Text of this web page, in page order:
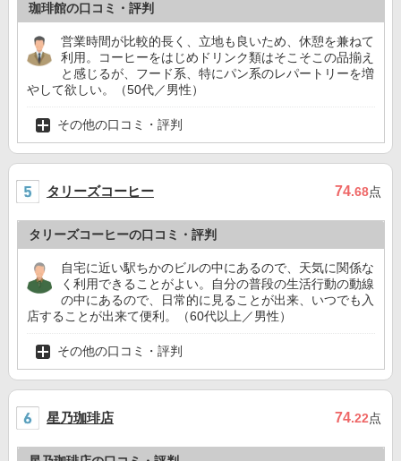
珈琲館の口コミ・評判
営業時間が比較的長く、立地も良いため、休憩を兼ねて
利用。コーヒーをはじめドリンク類はそこそこの品揃え
と感じるが、フード系、特にパン系のレパートリーを増
やして欲しい。（50代／男性）
その他の口コミ・評判
タリーズコーヒー 74.68点
タリーズコーヒーの口コミ・評判
自宅に近い駅ちかのビルの中にあるので、天気に関係な
く利用できることがよい。自分の普段の生活行動の動線
の中にあるので、日常的に見ることが出来、いつでも入
店することが出来て便利。（60代以上／男性）
その他の口コミ・評判
星乃珈琲店 74.22点